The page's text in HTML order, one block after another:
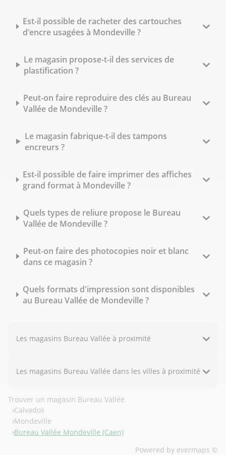
Est-il possible de racheter des cartouches
d'encre usagées à Mondeville ?
Le magasin propose-t-il des services de
plastification ?
Peut-on faire reproduire des clés au Bureau
Vallée de Mondeville ?
Le magasin fabrique-t-il des tampons
encreurs ?
Est-il possible de faire imprimer des affiches
grand format à Mondeville ?
Quels types de reliure propose le Bureau
Vallée de Mondeville ?
Peut-on faire des photocopies noir et blanc
dans ce magasin ?
Quels formats d'impression sont disponibles
au Bureau Vallée de Mondeville ?
Les magasins Bureau Vallée à proximité
Les magasins Bureau Vallée dans les villes à proximité
Trouver un magasin Bureau Vallée
Calvados
Mondeville
Bureau Vallée Mondeville (Caen)
Powered by evermaps ©